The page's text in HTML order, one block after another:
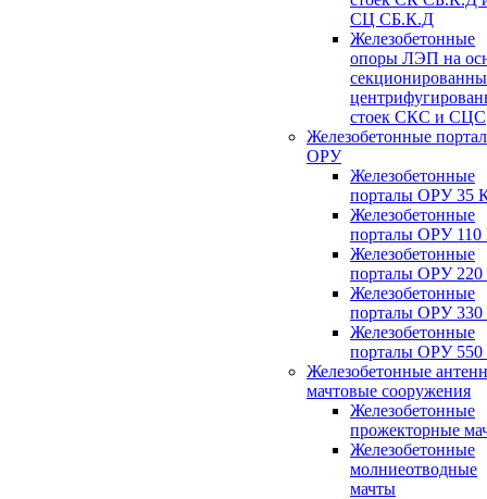
СЦ СБ.К.Д
Железобетонные
опоры ЛЭП на
стоек СКС и СЦС
Железобетонные
ОРУ
Железобетонные
порталы ОРУ 35
Железобетонные
порталы ОРУ
Железобетонные
порталы ОРУ
Железобетонные
порталы ОРУ
Железобетонные
порталы ОРУ
Железобетонные
мачтовые сооружения
Железобетонные
прожекторные
Железобетонные
молниеотводные
мачты